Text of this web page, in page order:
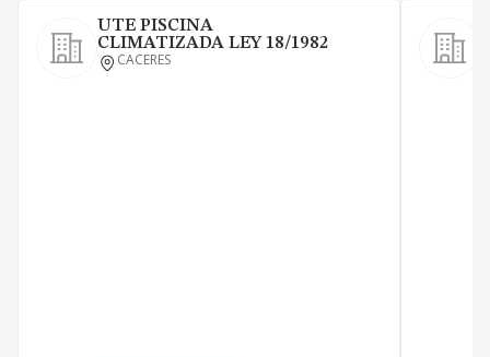
UTE PISCINA
CLIMATIZADA LEY 18/1982
CACERES